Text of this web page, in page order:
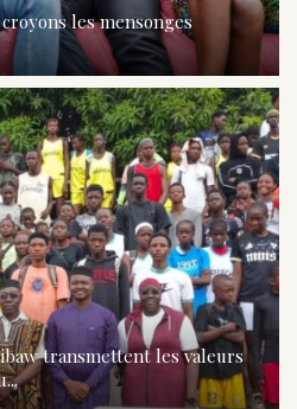
les mensonges
transmettent les valeurs